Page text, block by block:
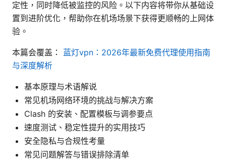
定性，同时降低被监控的风险。以下内容将带你从基础设
置到进阶优化，帮助你在机场场景下获得更顺畅的上网体
验。
本篇会覆盖： 蓝灯vpn：2026年最新免费代理使用指南
与深度解析
基本原理与术语解说
常见机场网络环境的挑战与解决方案
Clash 的安装、配置模板与调参要点
速度测试、稳定性提升的实用技巧
安全隐私与合规性考量
常见问题解答与错误排除清单